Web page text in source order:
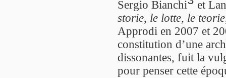
Sergio Bianchi
et
storie, le lotte, le teorie
Approdi en 2007 et
constitution d’une
dissonantes, fuit la
pour penser cette